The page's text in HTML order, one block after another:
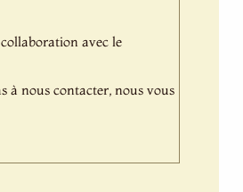
avec le
à nous contacter, nous vous